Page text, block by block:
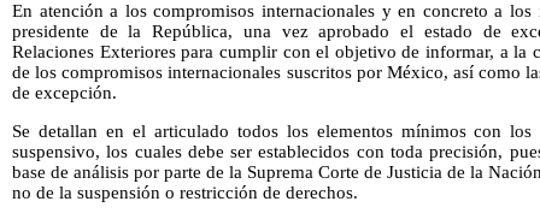
En atención a los compromisos internacionales y en concreto a los
presidente de la República, una vez aprobado el estado de
Relaciones Exteriores para cumplir con el objetivo de informar, a la
de los compromisos internacionales suscritos por México, así como
de excepción.
Se detallan en el articulado todos los elementos mínimos con
suspensivo, los cuales debe ser establecidos con toda precisión,
base de análisis por parte de la Suprema Corte de Justicia de la
no de la suspensión o restricción de derechos.